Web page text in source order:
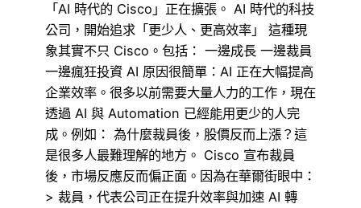
「AI 時代的 Cisco」正在擴張。 AI 時代的科技
公司，開始追求「更少人、更高效率」 這種現
象其實不只 Cisco。包括： 一邊成長 一邊裁員
一邊瘋狂投資 AI 原因很簡單：AI 正在大幅提高
企業效率。很多以前需要大量人力的工作，現在
透過 AI 與 Automation 已經能用更少的人完
成。例如： 為什麼裁員後，股價反而上漲？這
是很多人最難理解的地方。 Cisco 宣布裁員
後，市場反應反而偏正面。因為在華爾街眼中：
> 裁員，代表公司正在提升效率與加速 AI 轉